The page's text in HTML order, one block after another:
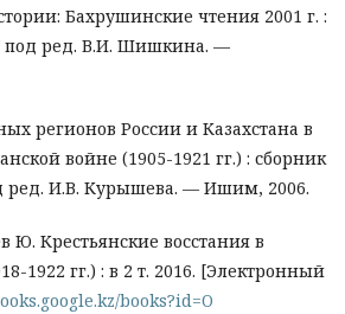
Бахрушинские чтения 2001 г. :
/ под ред. В.И. Шишкина. —
регионов России и Казахстана в
войне (1905-1921 гг.) : сборник
ред. И.В. Курышева. — Ишим, 2006.
Ю. Крестьянские восстания в
1922 гг.) : в 2 т. 2016. [Электронный
books?id=O